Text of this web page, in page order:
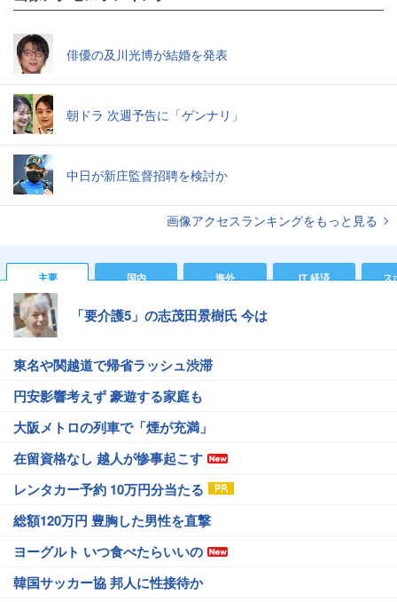
俳優の及川光博が結婚を発表
朝ドラ 次週予告に「ゲンナリ」
中日が新庄監督招聘を検討か
画像アクセスランキングをもっと見る
主要 国内 海外 IT 経済 ス
「要介護5」の志茂田景樹氏 今は
東名や関越道で帰省ラッシュ渋滞
円安影響考えず 豪遊する家庭も
大阪メトロの列車で「煙が充満」
在留資格なし 越人が惨事起こす
レンタカー予約 10万円分当たる
総額120万円 豊胸した男性を直撃
ヨーグルト いつ食べたらいいの
韓国サッカー協 邦人に性接待か